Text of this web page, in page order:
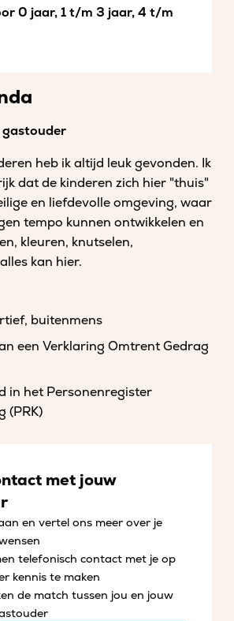
0 jaar, 1 t/m 3 jaar, 4 t/m
gastouder
heb ik altijd leuk gevonden. Ik
dat de kinderen zich hier "thuis"
en liefdevolle omgeving, waar
tempo kunnen ontwikkelen en
kleuren, knutselen,
kan hier.
buitenmens
een Verklaring Omtrent Gedrag
in het Personenregister
(PRK)
met jouw
en vertel ons meer over je
telefonisch contact met je op
kennis te maken
de match tussen jou en jouw